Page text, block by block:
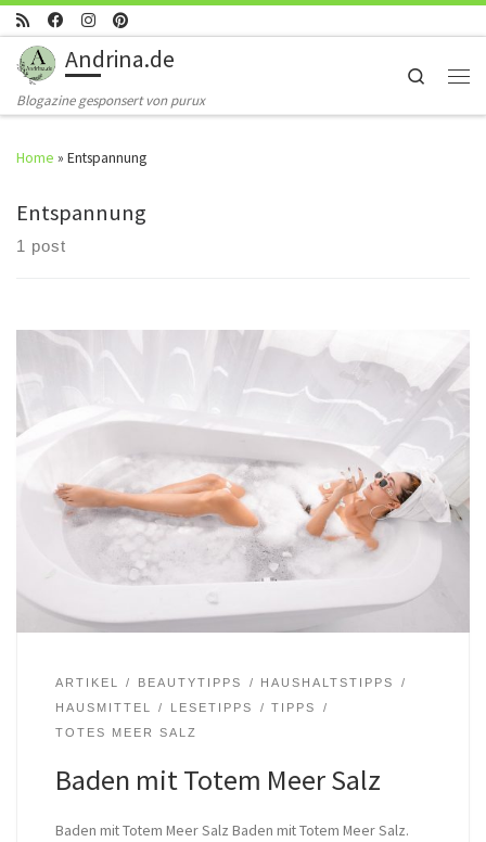
Skip to content
Andrina.de
Blogazine gesponsert von purux
Search
Home » Entspannung
Entspannung
1 post
ARTIKEL BEAUTYTIPPS
HAUSHALTSTIPPS
HAUSMITTEL
LESETIPPS
TIPPS
TOTES MEER SALZ
Baden mit Totem Meer Salz
Baden mit Totem Meer Salz Baden mit Totem Meer Salz.